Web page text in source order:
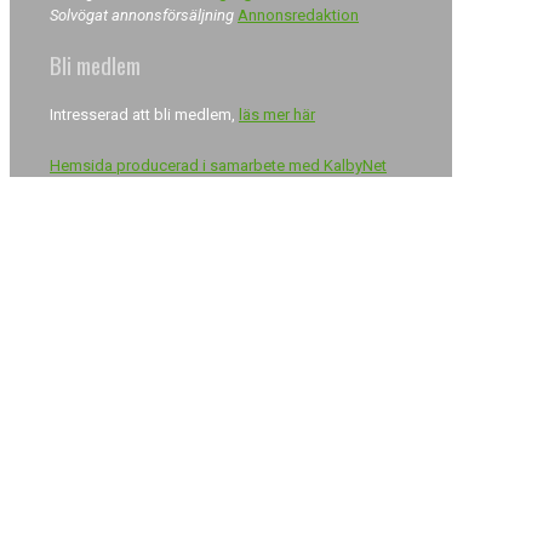
Solvögat annonsförsäljning Annonsredaktion
Bli medlem
Intresserad att bli medlem, läs mer här
Hemsida producerad i samarbete med KalbyNet